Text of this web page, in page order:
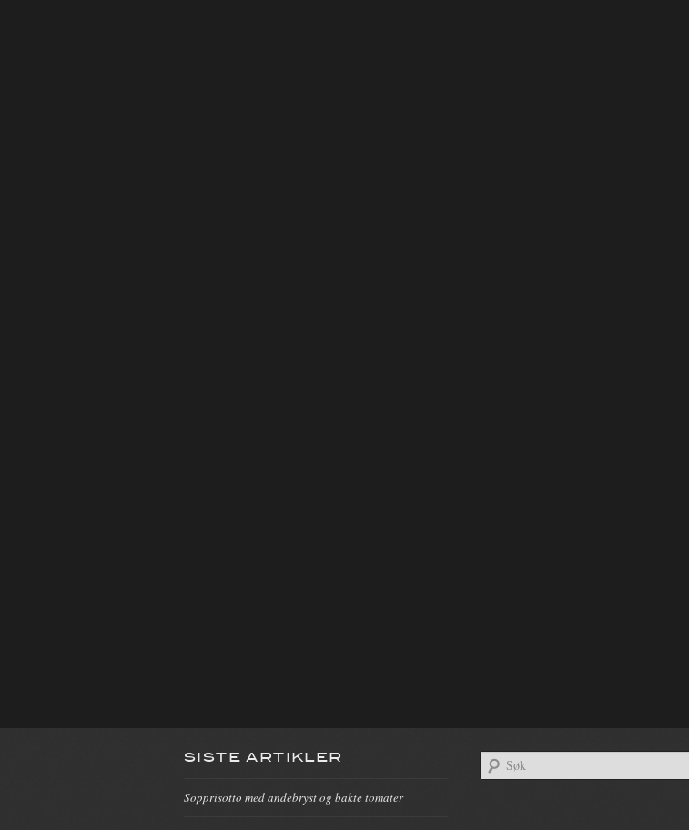
SISTE ARTIKLER
Sopprisotto med andebryst og bakte tomater